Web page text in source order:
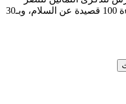
العظيم. شارك 300 مشارك في قراءة 100 قصيدة عن السلام، وبـ30